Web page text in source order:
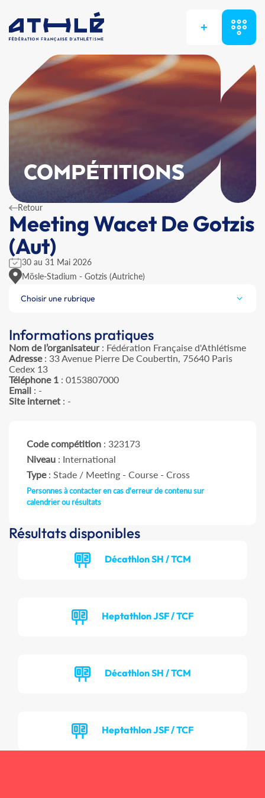
+
COMPÉTITIONS
Retour
Meeting Wacet De Gotzis
(Aut)
30 au 31 Mai 2026
Mösle-Stadium - Gotzis (Autriche)
Choisir une rubrique
Informations pratiques
Nom de l’organisateur: Fédération Française d'Athlétisme
Adresse: 33 Avenue Pierre De Coubertin, 75640 Paris
Cedex 13
Téléphone 1 : 0153807000
Email : -
Site internet : -
Code compétition : 323173
Niveau : International
Type: Stade / Meeting - Course - Cross
Personnes à contacter en cas d'erreur de contenu sur
calendrier ou résultats
Résultats disponibles
Décathlon SH / TCM
Heptathlon JSF / TCF
Décathlon SH / TCM
Heptathlon JSF / TCF